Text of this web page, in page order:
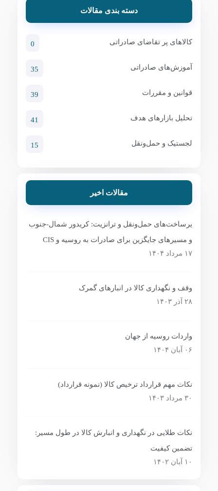
دسته بندی مقالات
کالاهای پر تقاضای صادراتی 0
آموزش‌های صادراتی 35
قوانین و مقررات 39
تحلیل بازارهای هدف 41
لجستیک و حمل‌ونقل 15
مقالات اخیر
یرساخت‌های حمل‌ونقل و ترانزیت: کریدور شمال-جنوب
و مسیرهای جایگزین برای صادرات به روسیه و CIS
۱۷ مرداد ۱۴۰۴
وقف و نگهداری کالا در انبارهای گمرک
۲۸ آذر ۱۴۰۳
واردات روسیه از جهان
۰۶ آبان ۱۴۰۴
نکات مهم قرارداد ترخیص کالا (نمونه قرارداد)
۳۰ مرداد ۱۴۰۳
نکات طلایی در نگهداری و انبارش کالا در طول مسیر:
تضمین کیفیت
۱۰ آبان ۱۴۰۲